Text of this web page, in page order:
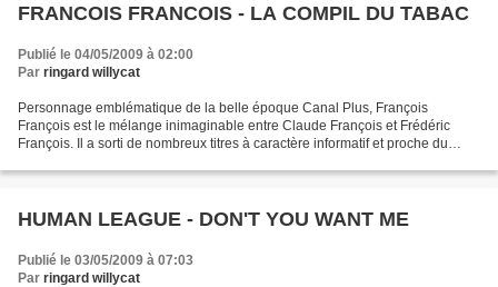
FRANCOIS FRANCOIS - LA COMPIL DU TABAC
Publié le 04/05/2009 à 02:00
Par ringard willycat
Personnage emblématique de la belle époque Canal Plus, François
François est le mélange inimaginable entre Claude François et Frédéric
François. Il a sorti de nombreux titres à caractère informatif et proche du
HUMAN LEAGUE - DON'T YOU WANT ME
Publié le 03/05/2009 à 07:03
Par ringard willycat